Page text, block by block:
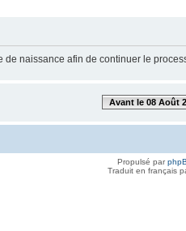
naissance afin de continuer le
Avant le 08 Août
Propulsé par
Traduit en français